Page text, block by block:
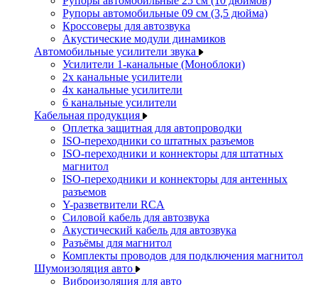
Рупоры автомобильные 09 см (3,5 дюйма)
Кроссоверы для автозвука
Акустические модули динамиков
Автомобильные усилители звука
Усилители 1-канальные (Моноблоки)
2х канальные усилители
4х канальные усилители
6 канальные усилители
Кабельная продукция
Оплетка защитная для автопроводки
ISO-переходники со штатных разъемов
ISO-переходники и коннекторы для штатных
магнитол
ISO-переходники и коннекторы для антенных
разъемов
Y-разветвители RCA
Силовой кабель для автозвука
Акустический кабель для автозвука
Разъёмы для магнитол
Комплекты проводов для подключения магнитол
Шумоизоляция авто
Виброизоляция для авто